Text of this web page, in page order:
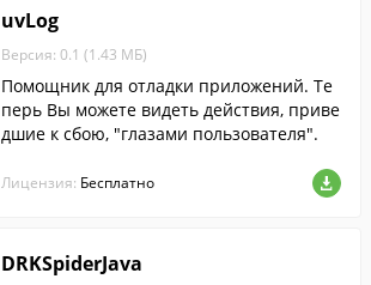
uvLog
Версия: 0.1 (1.43 МБ)
Помощник для отладки приложений. Те
перь Вы можете видеть действия, приве
дшие к сбою, "глазами пользователя".
Лицензия: Бесплатно
DRKSpiderJava